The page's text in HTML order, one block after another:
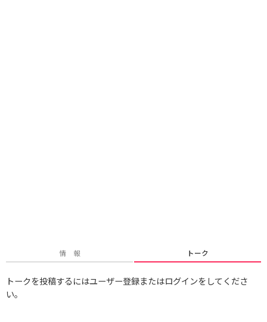
情 報 トーク
トークを投稿するにはユーザー登録またはログインをしてくださ
い。